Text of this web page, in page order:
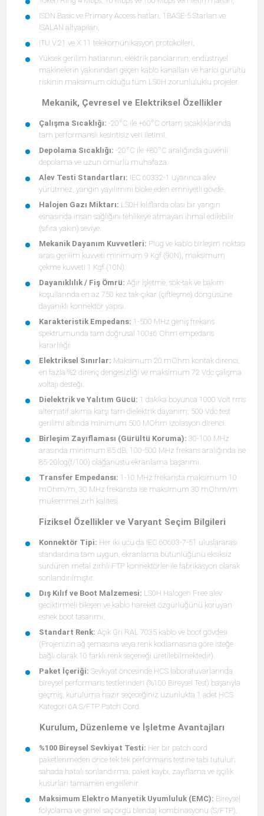
ISDN Basic ve Primary Access hatları, 1BASE-5 Starlan ve
ISALAN altyapıları,
ITU V.21 ve X.11 telekomünikasyon protokolleri,
Yüksek gerilim hatlarının, elektrik panolarının, endüstriyel
makinelerin yakınından geçen kablo kanalları ve harici gürültü
riskinin maksimum olduğu tüm LS0H zorunluluklu projeler.
Mekanik, Çevresel ve Elektriksel Özellikler
Çalışma Sıcaklığı: -20°C ile +60°C ortam sıcaklıklarında
tam performanslı kesintisiz veri iletimi.
Depolama Sıcaklığı: -20°C ile +80°C aralığında güvenli
depolama ve uzun ömürlü muhafaza.
Alev Testi Standartları: IEC 60332-1 uyarınca alev
yürütmez, yangın yayılımını bloke eden emniyetli gövde.
Halojen Gazı Miktarı: LS0H kılıflarda olası bir yangın
esnasında insan sağlığını tehlikeye atmayan ihmal edilebilir
(sıfıra yakın) seviye.
Mekanik Dayanım Kuvvetleri: Plug ve kablo birleşim noktası
arası gerilim kuvveti minimum 9 Kgf (90N), maksimum
çekme kuvveti 1 Kgf (10N).
Dayanıklılık / Fiş Ömrü: Ağır işletme, sök-tak ve bakım
koşullarında en az 750 kez tak-çıkar (çiftleşme) döngüsüne
dayanıklı konnektör yapısı.
Karakteristik Empedans: 1-500 MHz geniş frekans
spektrumunda tam doğrusal 100±6 Ohm empedans
kararlılığı.
Elektriksel Sınırlar: Maksimum 20 mOhm kontak direnci,
en fazla %2 direnç dengesizliği ve maksimum 72 Vdc çalışma
voltajı desteği.
Dielektrik ve Yalıtım Gücü: 1 dakika boyunca 1000 Volt rms
alternatif akıma karşı tam dielektrik dayanım; 500 Vdc test
gerilimi altında minimum 500 MOhm izolasyon direnci.
Birleşim Zayıflaması (Gürültü Koruma): 30-100 MHz
arasında minimum 85 dB, 100-500 MHz frekans aralığında ise
85-20log(f/100) olağanüstü ekranlama başarımı.
Transfer Empedansı: 1-10 MHz frekansta maksimum 10
mOhm/m, 30 MHz frekansta ise maksimum 30 mOhm/m
mükemmel zırh kalitesi.
Fiziksel Özellikler ve Varyant Seçim Bilgileri
Konnektör Tipi: Her iki ucu da IEC 60603-7-51 uluslararası
standardına tam uygun, ekranlama bütünlüğünü eksiksiz
sürdüren metal zırhlı FTP konnektörler ile fabrikasyon olarak
sonlandırılmıştır.
Dış Kılıf ve Boot Malzemesi: LS0H Halogen Free alev
geciktirmeli bileşen ve kablo hareket özgürlüğünü koruyan
esnek boot tasarımı.
Standart Renk: Açık Gri RAL 7035 kablo ve boot gövdesi
(Projenizin ağ şemasına veya renk kodlamasına göre isteğe
bağlı olarak 10 farklı renk seçeneği üretilebilmektedir).
Paket İçeriği: Sevkiyat öncesinde HCS laboratuvarlarında
bireysel performans testlerinden (%100 Bireysel Test) başarıyla
geçmiş, kuruluma hazır seçeceğiniz uzunlukta 1 adet HCS
Kategori 6A S/FTP Patch Cord.
Kurulum, Düzenleme ve İşletme Avantajları
%100 Bireysel Sevkiyat Testi: Her bir patch cord
paketlenmeden önce tek tek performans testine tabi tutulur;
sahada hatalı sonlandırma, paket kaybı, zayıflama ve işçilik
kusurları tamamen engellenir.
Maksimum Elektro Manyetik Uyumluluk (EMC): Bireysel
folyolama ve genel saç örgü blendaj kombinasyonu (S/FTP),